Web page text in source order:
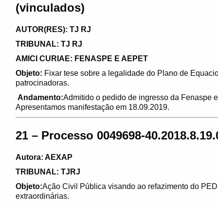
(vinculados)
AUTOR(RES): TJ RJ
TRIBUNAL: TJ RJ
AMICI CURIAE: FENASPE E AEPET
Objeto: Fixar tese sobre a legalidade do Plano de
patrocinadoras.
Andamento:Admitido o pedido de ingresso da Fenaspe
Apresentamos manifestação em 18.09.2019.
21 – Processo 0049698-
Autora: AEXAP
TRIBUNAL: TJRJ
Objeto:Ação Civil Pública visando ao refazimento do
extraordinárias.